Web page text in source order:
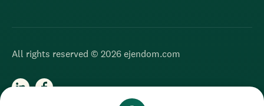
All rights reserved © 2026 ejendom.com